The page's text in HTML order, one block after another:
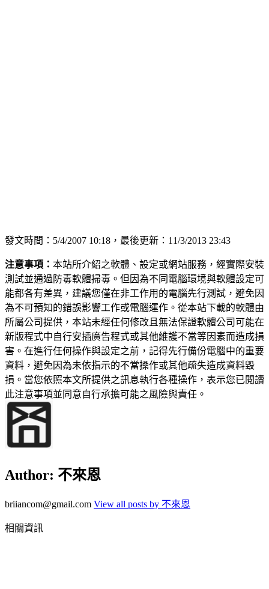
發文時間：5/4/2007 10:18，最後更新：11/3/2013 23:43
注意事項： 本站所介紹之軟體、設定或網站服務，經實際安裝
測試並通過防毒軟體掃毒。但因為不同電腦環境與軟體設定可
能都各有差異，建議您僅在非工作用的電腦先行測試，避免因
為不可預知的錯誤影響工作或電腦運作。從本站下載的軟體由
所屬公司提供，本站未經任何修改且無法保證軟體公司可能在
新版程式中自行安插廣告程式或其他維護不當等因素而造成損
害。在進行任何操作與設定之前，記得先行備份電腦中的重要
資料，避免因為未依指示的不當操作或其他疏失造成資料毀
損。當您依照本文所提供之訊息執行各種操作，表示您已閱讀
此注意事項並同意自行承擔可能之風險與責任。
Author: 不來恩
briiancom@gmail.com View all posts by 不來恩
相關資訊